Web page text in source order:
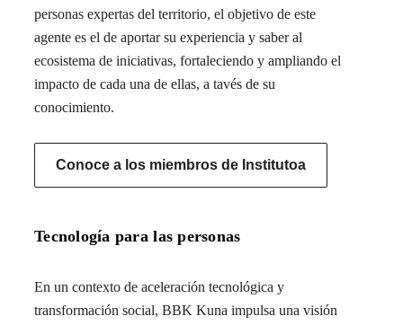
personas expertas del territorio, el objetivo de este
agente es el de aportar su experiencia y saber al
ecosistema de iniciativas, fortaleciendo y ampliando el
impacto de cada una de ellas, a tavés de su
conocimiento.
Conoce a los miembros de Institutoa
Tecnología para las personas
En un contexto de aceleración tecnológica y
transformación social, BBK Kuna impulsa una visión